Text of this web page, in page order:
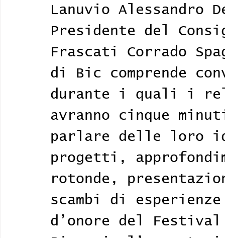
Lanuvio
Presidente del
Frascati Corrado
di Bic comprende
durante i quali i
avranno cinque
parlare delle loro
progetti,
rotonde,
scambi di
d’onore del